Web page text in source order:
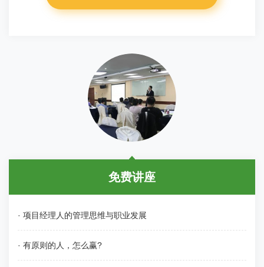
免费讲座
· 项目经理人的管理思维与职业发展
· 有原则的人，怎么赢?